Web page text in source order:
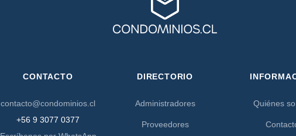
CONTACTO
contacto@condominios.cl
+56 9 3077 0377
DIRECTORIO
Administradores
Proveedores
Quiénes